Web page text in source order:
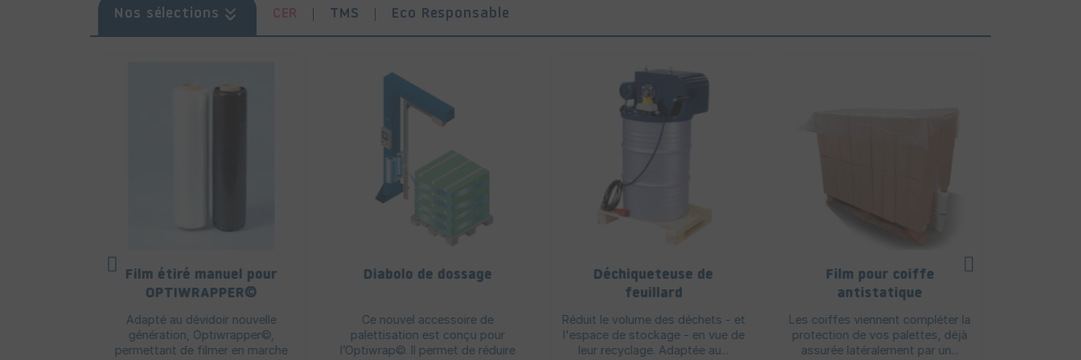
Nos sélections CER TMS Eco Responsable
Film étiré manuel pour
OPTIWRAPPER©
Adapté au dévidoir nouvelle
génération, Optiwrapper©,
permettant de filmer en marche
Diabolo de dossage
Ce nouvel accessoire de
palettisation est conçu pour
l’Optiwrap©. Il permet de réduire
Déchiqueteuse de
feuillard
Réduit le volume des déchets - et
l'espace de stockage - en vue de
leur recyclage. Adaptée au...
Film pour coiffe
antistatique
Les coiffes viennent compléter la
protection de vos palettes, déjà
assurée latéralement par un...